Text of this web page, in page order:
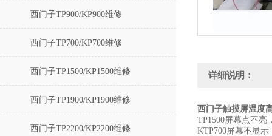
西门子TP900/KP900维修
西门子TP700/KP700维修
西门子TP1500/KP1500维修
西门子TP1900/KP1900维修
西门子TP2200/KP2200维修
详细说明：
西门子触摸屏温度
TP1500屏幕点不亮
KTP700屏幕不显